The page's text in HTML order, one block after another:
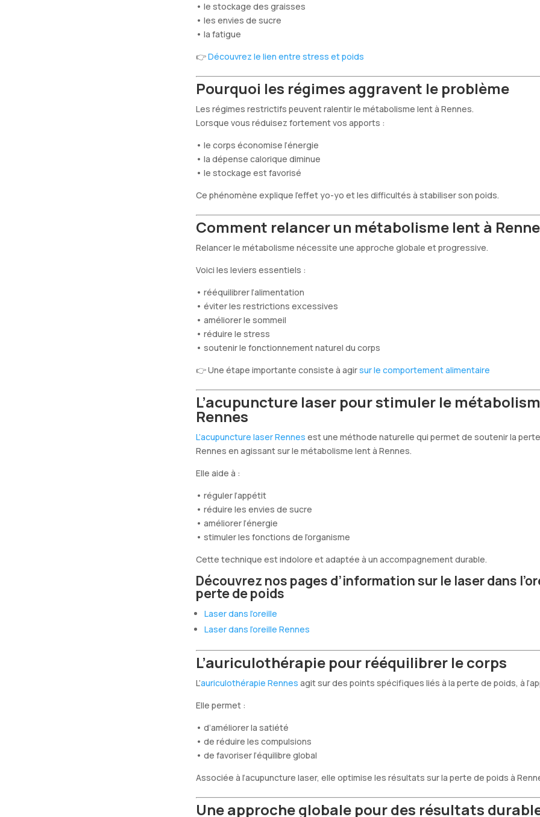
• le stockage des graisses
• les envies de sucre
• la fatigue
👉Découvrez le lien entre stress et poids
Pourquoi les régimes aggravent le problème
Les régimes restrictifs peuvent ralentir le métabolisme lent à Rennes.
Lorsque vous réduisez fortement vos apports :
• le corps économise l’énergie
• la dépense calorique diminue
• le stockage est favorisé
Ce phénomène explique l’effet yo-yo et les difficultés à stabiliser son poids.
Comment relancer un métabolisme lent à
Relancer le métabolisme nécessite une approche globale et progressive.
Voici les leviers essentiels :
• rééquilibrer l’alimentation
• éviter les restrictions excessives
• améliorer le sommeil
• réduire le stress
• soutenir le fonctionnement naturel du corps
👉 Une étape importante consiste à agirsur le comportement alimentaire
L’acupuncture laser pour stimuler le
Rennes
L’acupuncture laser Rennes est une méthode naturelle qui permet de soutenir la
Rennes en agissant sur le métabolisme lent à Rennes.
Elle aide à :
• réguler l’appétit
• réduire les envies de sucre
• améliorer l’énergie
• stimuler les fonctions de l’organisme
Cette technique est indolore et adaptée à un accompagnement durable.
Découvrez nos pages d’information sur le laser dans
perte de poids
Laser dans l’oreille
Laser dans l’oreille Rennes
L’auriculothérapie pour rééquilibrer le corps
L’auriculothérapie Rennes agit sur des points spécifiques liés à la perte de poids, à
Elle permet :
• d’améliorer la satiété
• de réduire les compulsions
• de favoriser l’équilibre global
Associée à l’acupuncture laser, elle optimise les résultats sur la perte de poids à
Une approche globale pour des résultats